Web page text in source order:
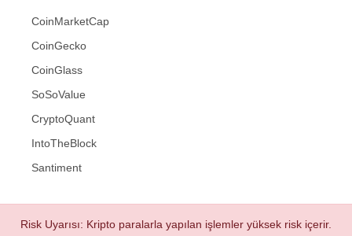
CoinMarketCap
CoinGecko
CoinGlass
SoSoValue
CryptoQuant
IntoTheBlock
Santiment
Risk Uyarısı: Kripto paralarla yapılan işlemler yüksek risk içerir.